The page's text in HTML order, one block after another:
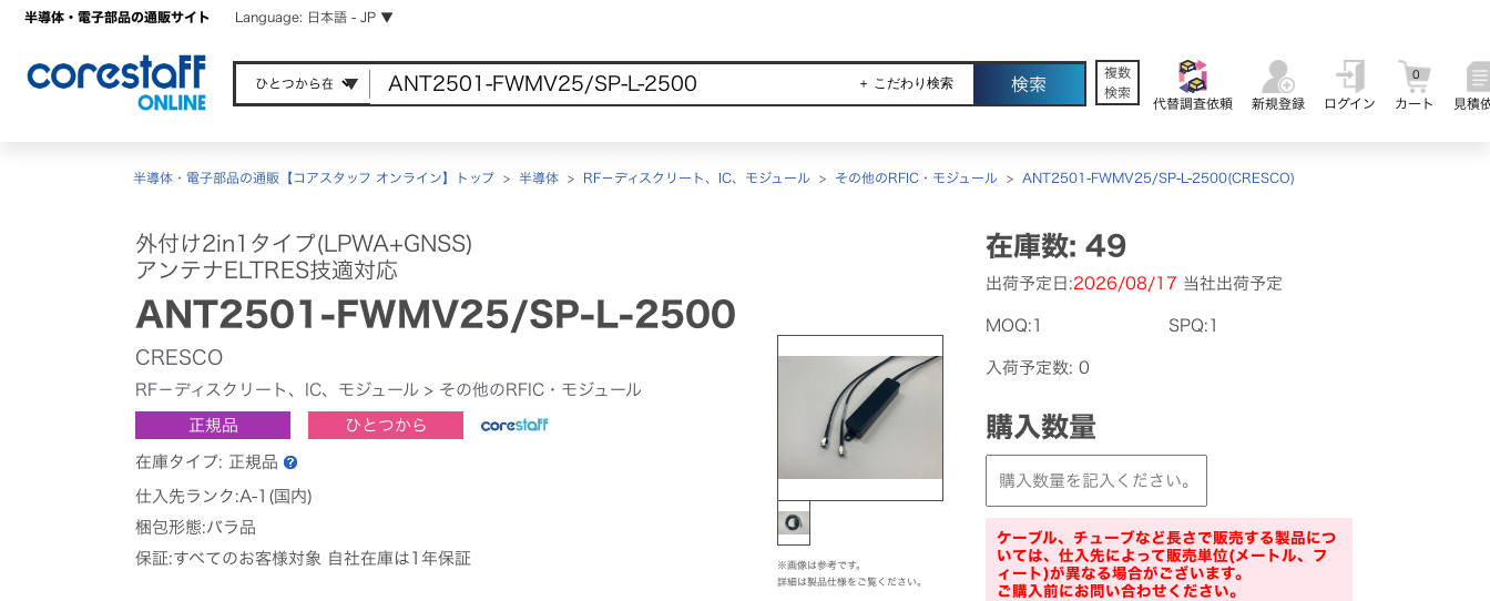
半導体・電子部品の通販サイト Language: 日本語 - JP ▼
＋ こだわり検索
複数
検索
代替調査依頼
新規登録 ログイン カート
0
見積
半導体・電子部品の通販【コアスタッフ オンライン】トップ > 半導体 > RF－ディスクリート、IC、モジュール > その他のRFIC・モジュール > ANT2501-FWMV25/SP-L-2500(CRESCO)
外付け2in1タイプ(LPWA+GNSS)
アンテナELTRES技適対応
ANT2501-FWMV25/SP-L-2500
CRESCO
RF－ディスクリート、IC、モジュール > その他のRFIC・モジュール
正規品 ひとつから
在庫タイプ: 正規品
仕入先ランク:A-1(国内)
梱包形態:バラ品
保証:すべてのお客様対象 自社在庫は1年保証
※画像は参考です。
詳細は製品仕様をご覧ください。
在庫数: 49
出荷予定日:2026/08/17 当社出荷予定
MOQ:1 SPQ:1
入荷予定数: 0
購入数量
ケーブル、チューブなど長さで販売する製品につ
いては、仕入先によって販売単位(メートル、フ
ィート)が異なる場合がございます。
ご購入前にお問い合わせください。